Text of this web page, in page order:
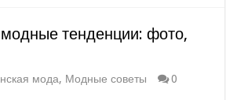
тенденции: фото,
мода, Модные советы
0